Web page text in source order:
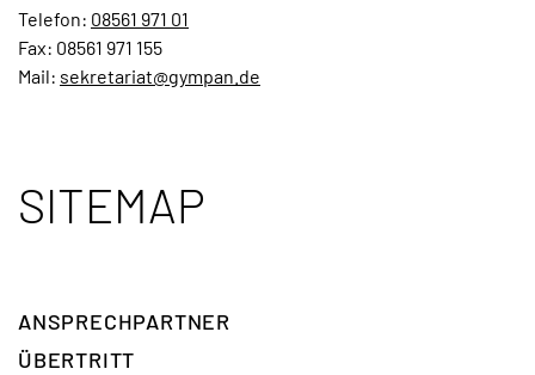
Telefon: 08561 971 01
Fax: 08561 971 155
Mail: sekretariat@gympan.de
SITEMAP
ANSPRECH­PARTNER
ÜBERTRITT